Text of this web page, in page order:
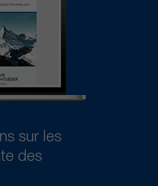
sur les
des